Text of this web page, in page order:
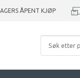
ÅPENT KJØP